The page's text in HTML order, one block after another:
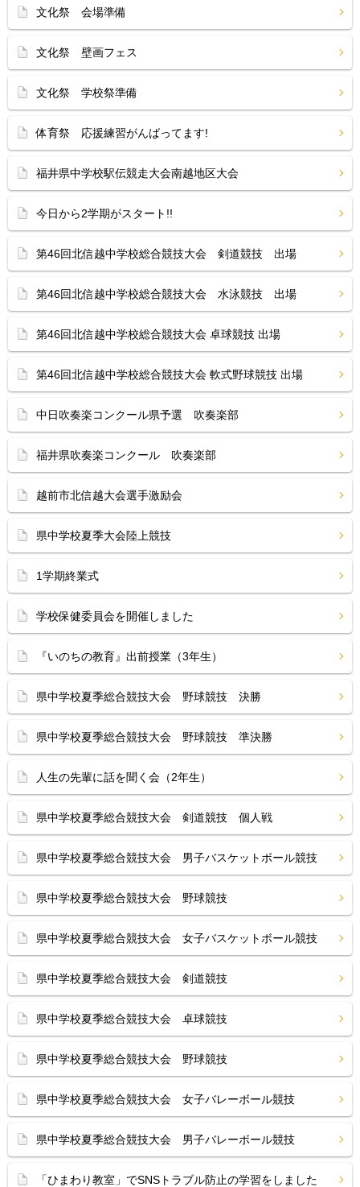
文化祭 会場準備
文化祭 壁画フェス
文化祭 学校祭準備
体育祭 応援練習がんばってます!
福井県中学校駅伝競走大会南越地区大会
今日から2学期がスタート!!
第46回北信越中学校総合競技大会 剣道競技 出場
第46回北信越中学校総合競技大会 水泳競技 出場
第46回北信越中学校総合競技大会 卓球競技 出場
第46回北信越中学校総合競技大会 軟式野球競技 出場
中日吹奏楽コンクール県予選 吹奏楽部
福井県吹奏楽コンクール 吹奏楽部
越前市北信越大会選手激励会
県中学校夏季大会陸上競技
1学期終業式
学校保健委員会を開催しました
『いのちの教育』出前授業（3年生）
県中学校夏季総合競技大会 野球競技 決勝
県中学校夏季総合競技大会 野球競技 準決勝
人生の先輩に話を聞く会（2年生）
県中学校夏季総合競技大会 剣道競技 個人戦
県中学校夏季総合競技大会 男子バスケットボール競技
県中学校夏季総合競技大会 野球競技
県中学校夏季総合競技大会 女子バスケットボール競技
県中学校夏季総合競技大会 剣道競技
県中学校夏季総合競技大会 卓球競技
県中学校夏季総合競技大会 野球競技
県中学校夏季総合競技大会 女子バレーボール競技
県中学校夏季総合競技大会 男子バレーボール競技
「ひまわり教室」でSNSトラブル防止の学習をしました